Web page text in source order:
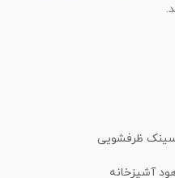
ظرفشویی
آشپزخانه